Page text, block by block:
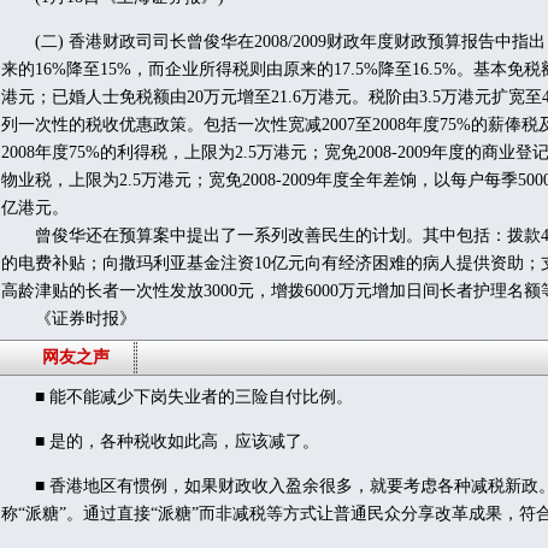
(二) 香港财政司司长曾俊华在2008/2009财政年度财政预算报告中指出
来的16%降至15%，而企业所得税则由原来的17.5%降至16.5%。基本免
港元；已婚人士免税额由20万元增至21.6万港元。税阶由3.5万港元扩宽
列一次性的税收优惠政策。包括一次性宽减2007至2008年度75%的薪俸
2008年度75%的利得税，上限为2.5万港元；宽免2008-2009年度的商业登
物业税，上限为2.5万港元；宽免2008-2009年度全年差饷，以每户每季
亿港元。
曾俊华还在预算案中提出了一系列改善民生的计划。其中包括：拨款
的电费补贴；向撒玛利亚基金注资10亿元向有经济困难的病人提供资助
高龄津贴的长者一次性发放3000元，增拨6000万元增加日间长者护理名额
《证券时报》
网友之声
■ 能不能减少下岗失业者的三险自付比例。
■ 是的，各种税收如此高，应该减了。
■ 香港地区有惯例，如果财政收入盈余很多，就要考虑各种减税新政
称“派糖”。通过直接“派糖”而非减税等方式让普通民众分享改革成果，符